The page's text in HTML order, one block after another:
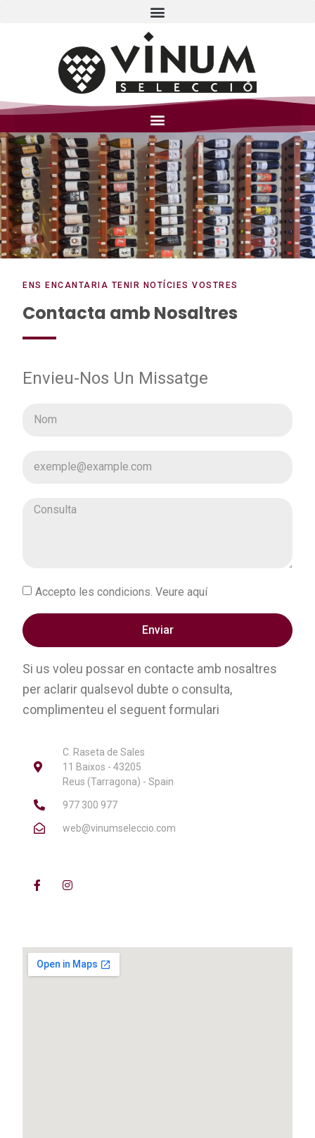
ENS ENCANTARIA TENIR NOTÍCIES VOSTRES
Contacta amb Nosaltres
Envieu-Nos Un Missatge
Accepto les condicions. Veure aquí
Enviar
Si us voleu possar en contacte amb nosaltres
per aclarir qualsevol dubte o consulta,
complimenteu el seguent formulari
C. Raseta de Sales
11 Baixos - 43205
Reus (Tarragona) - Spain
977 300 977
web@vinumseleccio.com